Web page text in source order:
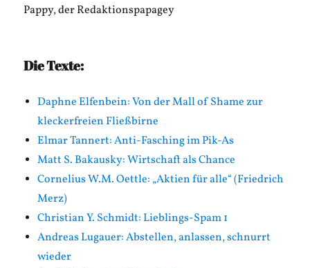
Pappy, der Redaktionspapagey
Die Texte:
Daphne Elfenbein: Von der Mall of Shame zur
kleckerfreien Fließbirne
Elmar Tannert: Anti-Fasching im Pik-As
Matt S. Bakausky: Wirtschaft als Chance
Cornelius W.M. Oettle: „Aktien für alle“ (Friedrich
Merz)
Christian Y. Schmidt: Lieblings-Spam 1
Andreas Lugauer: Abstellen, anlassen, schnurrt
wieder